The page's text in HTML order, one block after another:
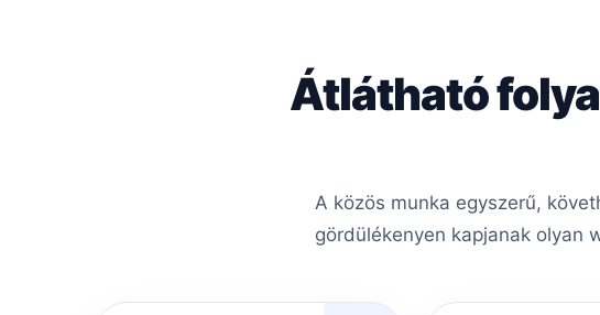
Átlátható
A közös munka egyszerű,
gördülékenyen kapjanak olyan